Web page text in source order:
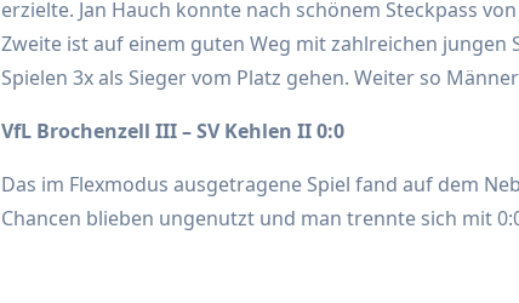
erzielte. Jan Hauch konnte nach schönem Steckpass
Zweite ist auf einem guten Weg mit zahlreichen jungen
Spielen 3x als Sieger vom Platz gehen. Weiter so
VfL Brochenzell III – SV Kehlen II 0:0
Das im Flexmodus ausgetragene Spiel fand auf dem
Chancen blieben ungenutzt und man trennte sich mit